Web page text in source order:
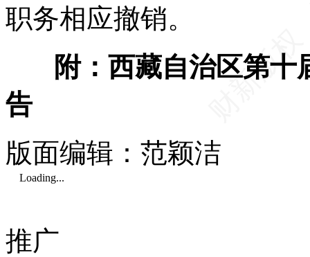
职务相应撤销。
附：西藏自治区第十
告
版面编辑：范颖洁
Loading...
推广